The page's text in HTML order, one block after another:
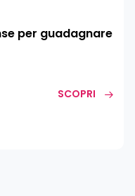
per guadagnare
SCOPRI